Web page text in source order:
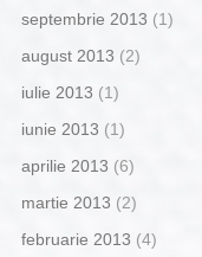
septembrie 2013 (1)
august 2013 (2)
iulie 2013 (1)
iunie 2013 (1)
aprilie 2013 (6)
martie 2013 (2)
februarie 2013 (4)